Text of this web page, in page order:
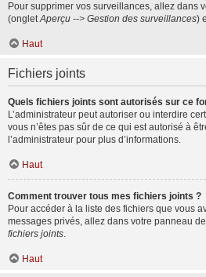
Pour supprimer vos surveillances, allez dans
(ongletAperçu --> Gestion des surveillances)
Haut
Fichiers joints
Quels fichiers joints sont autorisés sur ce
L’administrateur peut autoriser ou interdire
vous n’êtes pas sûr de ce qui est autorisé à
l’administrateur pour plus d’informations.
Haut
Comment trouver tous mes fichiers joints ?
Pour accéder à la liste des fichiers que vous
messages privés, allez dans votre panneau
fichiers joints.
Haut